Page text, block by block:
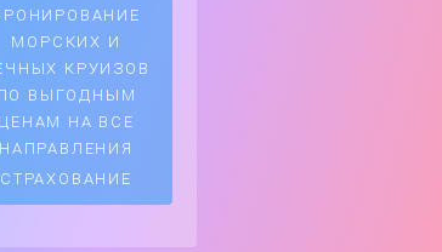
СТРАХОВАНИЕ